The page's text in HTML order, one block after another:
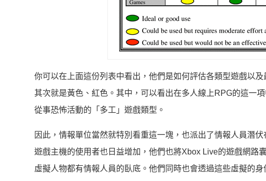
你可以在上面這份列表中看出，他們是如何評估各類型遊戲以
其次就是黃色、紅色。其中，可以看出在多人線上RPG的這一
從事恐怖活動的「多工」遊戲類型。
因此，情報單位當然就特別看重這一塊，也派出了情報人員潛
遊戲主機的使用者也日益增加，他們也將Xbox Live的遊戲網路
虛擬人物都有情報人員的臥底。他們同時也會透過這些虛擬的